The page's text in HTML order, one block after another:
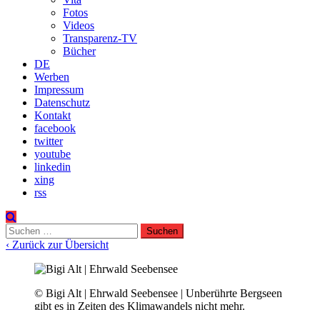
Fotos
Videos
Transparenz-TV
Bücher
DE
Werben
Impressum
Datenschutz
Kontakt
facebook
twitter
youtube
linkedin
xing
rss
Suchen
nach:
‹ Zurück zur Übersicht
© Bigi Alt | Ehrwald Seebensee | Unberührte Bergseen
gibt es in Zeiten des Klimawandels nicht mehr.